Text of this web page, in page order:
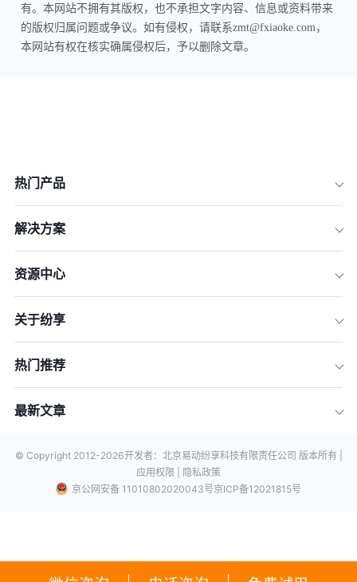
有。本网站不拥有其版权，也不承担文字内容、信息或资料带来
的版权归属问题或争议。如有侵权，请联系zmt@fxiaoke.com，
本网站有权在核实确属侵权后，予以删除文章。
热门产品
解决方案
资源中心
关于纷享
热门推荐
最新文章
© Copyright 2012-2026开发者：北京易动纷享科技有限责任公司 版本所有 |
应用权限 |
隐私政策
京公网安备 11010802020043号京ICP备12021815号